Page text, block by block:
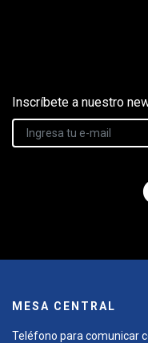
Inscríbete a nuestro
MESA CENTRAL
Teléfono para comunicar